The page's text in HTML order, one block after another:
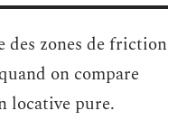
des zones de friction
on compare
locative pure.